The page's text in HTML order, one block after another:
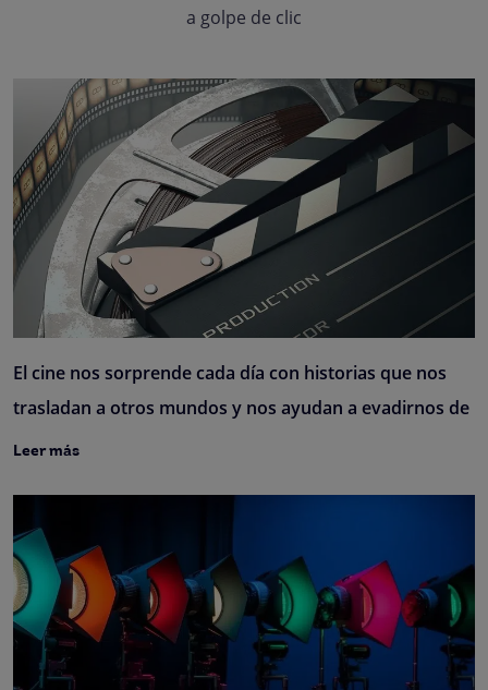
a golpe de clic
El cine nos sorprende cada día con historias que nos
trasladan a otros mundos y nos ayudan a evadirnos de
Leer más